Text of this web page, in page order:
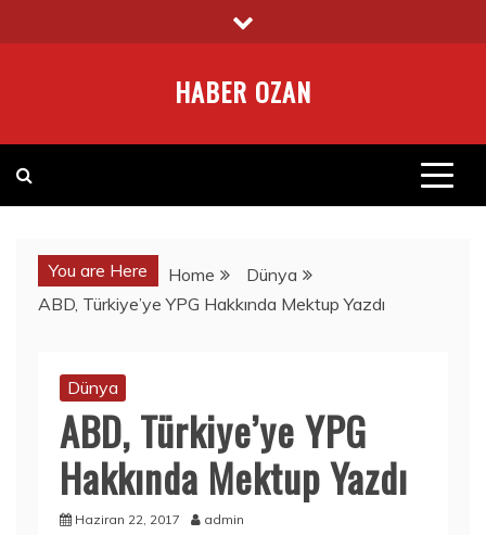
to
HABER OZAN
You are Here Home
Dünya
ABD, Türkiye’ye YPG Hakkında Mektup Yazdı
Dünya
ABD, Türkiye’ye YPG
Hakkında Mektup Yazdı
Haziran 22, 2017 admin